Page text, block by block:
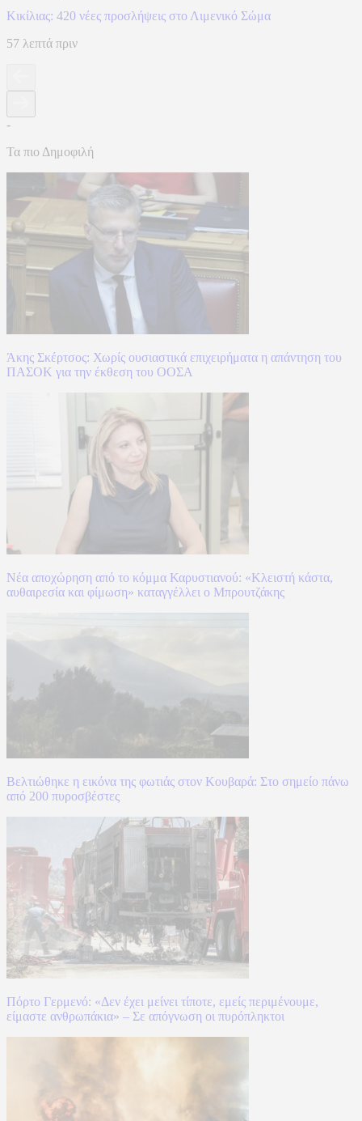
Κικίλιας: 420 νέες προσλήψεις στο Λιμενικό Σώμα
57 λεπτά πριν
-
Τα πιο Δημοφιλή
Άκης Σκέρτσος: Χωρίς ουσιαστικά επιχειρήματα η απάντηση του
ΠΑΣΟΚ για την έκθεση του ΟΟΣΑ
Νέα αποχώρηση από το κόμμα Καρυστιανού: «Κλειστή κάστα,
αυθαιρεσία και φίμωση» καταγγέλλει ο Μπρουτζάκης
Βελτιώθηκε η εικόνα της φωτιάς στον Κουβαρά: Στο σημείο πάνω
από 200 πυροσβέστες
Πόρτο Γερμενό: «Δεν έχει μείνει τίποτε, εμείς περιμένουμε,
είμαστε ανθρωπάκια» – Σε απόγνωση οι πυρόπληκτοι